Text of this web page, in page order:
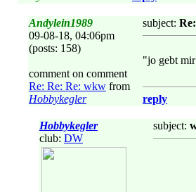
Andylein1989
09-08-18, 04:06pm
(posts: 158)
comment on comment
Re: Re: Re: wkw from
Hobbykegler
subject:
"jo gebt
reply
Hobbykegler
club: DW
subject: